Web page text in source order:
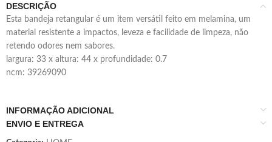
DESCRIÇÃO
esta bandeja retangular é um item versátil feito em melamina, um
material resistente a impactos, leveza e facilidade de limpeza, não
retendo odores nem sabores.
largura: 33 x altura: 44 x profundidade: 0.7
ncm: 39269090
INFORMAÇÃO ADICIONAL
ENVIO E ENTREGA